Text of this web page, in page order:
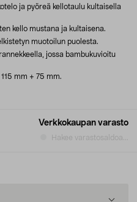
Verkkokaupan varasto
Hakee varastosaldoa...
ja pyöreä kellotaulu kultaisella
kello mustana ja kultaisena.
muotoilun puolesta.
jossa bambukuvioitu
mm + 75 mm.